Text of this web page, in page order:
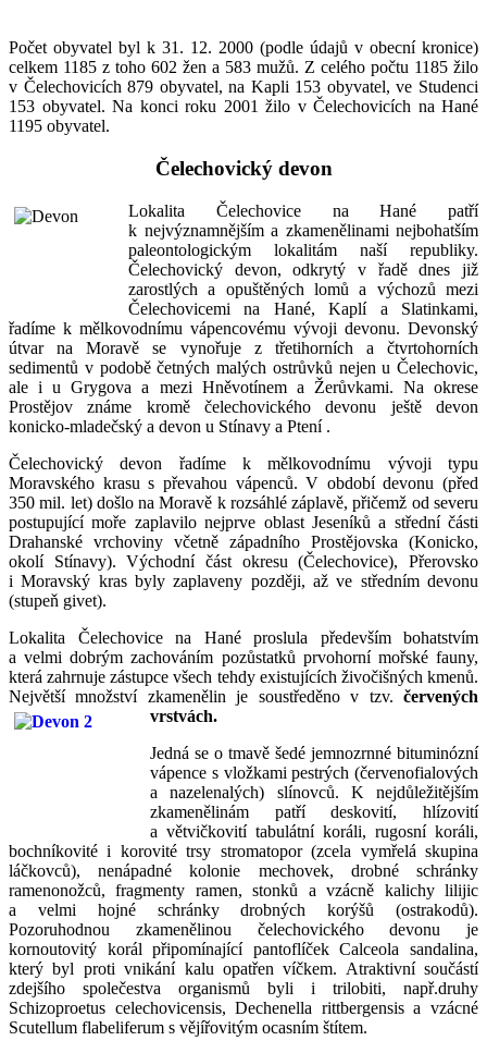
Počet obyvatel byl k 31. 12. 2000 (podle údajů v obecní kronice)
celkem 1185 z toho 602 žen a 583 mužů. Z celého počtu 1185 žilo
v Čelechovicích 879 obyvatel, na Kapli 153 obyvatel, ve Studenci
153 obyvatel. Na konci roku 2001 žilo v Čelechovicích na Hané
1195 obyvatel.
Čelechovický devon
Lokalita Čelechovice na Hané patří
k nejvýznamnějším a zkamenělinami nejbohatším
paleontologickým lokalitám naší republiky.
Čelechovický devon, odkrytý v řadě dnes již
zarostlých a opuštěných lomů a výchozů mezi
Čelechovicemi na Hané, Kaplí a Slatinkami,
řadíme k mělkovodnímu vápencovému vývoji devonu. Devonský
útvar na Moravě se vynořuje z třetihorních a čtvrtohorních
sedimentů v podobě četných malých ostrůvků nejen u Čelechovic,
ale i u Grygova a mezi Hněvotínem a Žerůvkami. Na okrese
Prostějov známe kromě čelechovického devonu ještě devon
konicko-mladečský a devon u Stínavy a Ptení .
Čelechovický devon řadíme k mělkovodnímu vývoji typu
Moravského krasu s převahou vápenců. V období devonu (před
350 mil. let) došlo na Moravě k rozsáhlé záplavě, přičemž od severu
postupující moře zaplavilo nejprve oblast Jeseníků a střední části
Drahanské vrchoviny včetně západního Prostějovska (Konicko,
okolí Stínavy). Východní část okresu (Čelechovice), Přerovsko
i Moravský kras byly zaplaveny později, až ve středním devonu
(stupeň givet).
Lokalita Čelechovice na Hané proslula především bohatstvím
a velmi dobrým zachováním pozůstatků prvohorní mořské fauny,
která zahrnuje zástupce všech tehdy existujících živočišných kmenů.
Největší množství zkamenělin je soustředěno v tzv. červených
vrstvách.
Jedná se o tmavě šedé jemnozrnné bituminózní
vápence s vložkami pestrých (červenofialových
a nazelenalých) slínovců. K nejdůležitějším
zkamenělinám patří deskovití, hlízovití
a větvičkovití tabulátní koráli, rugosní koráli,
bochníkovité i korovité trsy stromatopor (zcela vymřelá skupina
láčkovců), nenápadné kolonie mechovek, drobné schránky
ramenonožců, fragmenty ramen, stonků a vzácně kalichy lilijic
a velmi hojné schránky drobných korýšů (ostrakodů).
Pozoruhodnou zkamenělinou čelechovického devonu je
kornoutovitý korál připomínající pantoflíček Calceola sandalina,
který byl proti vnikání kalu opatřen víčkem. Atraktivní součástí
zdejšího společestva organismů byli i trilobiti, např.druhy
Schizoproetus celechovicensis, Dechenella rittbergensis a vzácné
Scutellum flabeliferum s vějířovitým ocasním štítem.